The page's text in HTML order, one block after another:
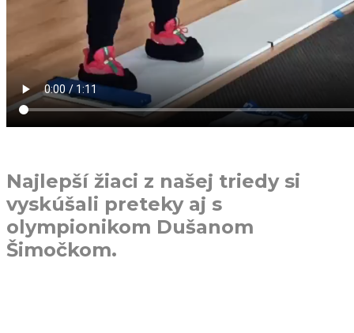
Najlepší žiaci z našej triedy si
vyskúšali preteky aj s
olympionikom Dušanom
Šimočkom.